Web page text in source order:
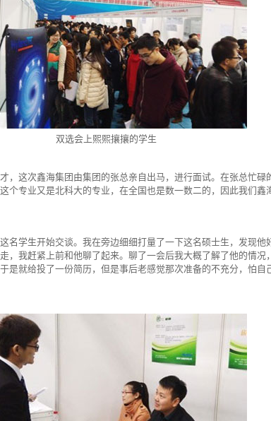
双选会上熙熙攘攘的学生
，这次鑫海集团由集团的张总亲自出马，进行面试。在张总忙碌
个专业又是北科大的专业，在全国也是数一数二的，因此我们
名学生开始交谈。我在旁边细细打量了一下这名硕士生，发现
，我赶紧上前和他聊了起来。聊了一会后我大概了解了他的情
是就给投了一份简历，但是事后老感觉那次准备的不充分，怕